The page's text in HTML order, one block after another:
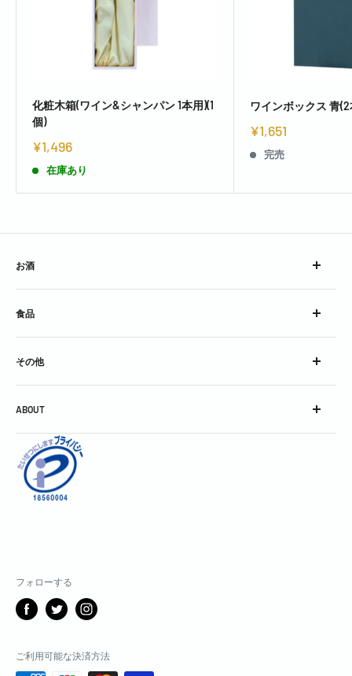
化粧木箱(ワイン&シャンパン 1本用)(1
個)
¥1,496
在庫あり
ワインボックス 青
¥1,651
完売
お酒
ウイスキー
ブランデー
スピリッツ
コンク
シロップ
スパークリングワイン
スティル・ワイン
酒精強化＆フレーバードワイン
焼酎＆泡盛
中国銘酒
食品
チーズ
加工食品
その他
グラス
グッズ
ABOUT
会社概要
利用規約
お問い合わせ
サブスクリプションポリシー
メディアガイド
フォローする
ご利用可能な決済方法